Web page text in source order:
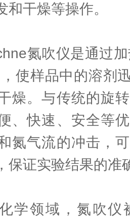
和干燥等操作。
氮吹仪是通过加
使样品中的溶剂
燥。与传统的旋
、快速、安全等
氮气流的冲击，
保证实验结果的准
领域，氮吹仪